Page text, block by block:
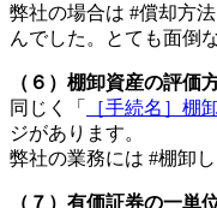
弊社の場合は #償却方
んでした。とても面倒
（６）棚卸資産の評価
同じく「
［手続名］棚
ジがあります。
弊社の業務には #棚卸
（７）有価証券の一単